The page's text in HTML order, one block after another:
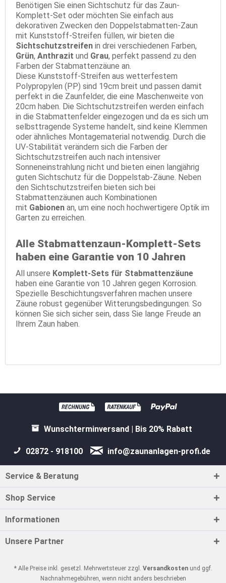
Benötigen Sie einen Sichtschutz für das Zaun-
Komplett-Set oder möchten Sie einfach aus
dekorativen Zwecken den Doppelstabmatten-Zaun
mit Kunststoff-Streifen füllen, wir bieten die
Sichtschutzstreifen in drei verschiedenen Farben,
Grün, Anthrazit und Grau, perfekt passend zu den
Farben der Stabmattenzäune an.
Diese Kunststoff-Streifen aus wetterfestem
Polypropylen (PP) sind 19cm breit und passen damit
perfekt in die Zaunfelder, die eine Maschenweite von
20cm haben. Die Sichtschutzstreifen werden einfach
in die Stabmattenfelder eingezogen und da es sich um
selbsttragende Systeme handelt, sind keine Klemmen
oder ähnliches Montagematerial notwendig. Durch die
UV-Stabilität verändern sich die Farben der
Sichtschutzstreifen auch nach intensiver
Sonneneinstrahlung nicht und bieten einen langjährig
guten Sichtschutz für die Doppelstab-Zäune. Neben
den Sichtschutzstreifen bieten sich bei
Stabmattenzäunen auch Kombinationen
mit Gabionen an, um eine noch hochwertigere Optik im
Garten zu erreichen.
Alle Stabmattenzaun-Komplett-Sets
haben eine Garantie von 10 Jahren
All unsere Komplett-Sets für Stabmattenzäune
haben eine Garantie von 10 Jahren gegen Korrosion.
Spezielle Beschichtungsverfahren machen unsere
Zäune robust gegenüber Witterungsbedingungen. So
können Sie sich sicher sein, dass Sie lange Freude an
Ihrem Zaun haben.
Wunschterminversand | Bis 20% Rabatt
02872 - 918100 info@zaunanlagen-profi.de
Service & Beratung
Shop Service
Informationen
Unsere Partner
* Alle Preise inkl. gesetzl. Mehrwertsteuer zzgl. Versandkostenund ggf.
Nachnahmegebühren, wenn nicht anders beschrieben